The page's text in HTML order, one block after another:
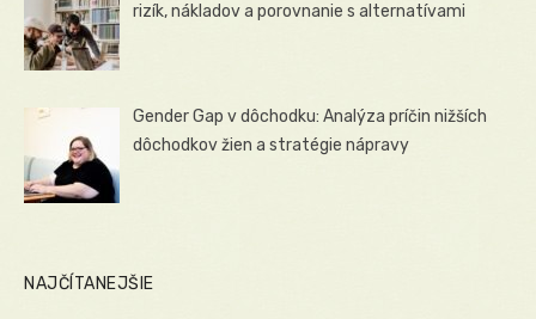
rizík, nákladov a porovnanie s alternatívami
Gender Gap v dôchodku: Analýza príčin nižších
dôchodkov žien a stratégie nápravy
NAJČÍTANEJŠIE